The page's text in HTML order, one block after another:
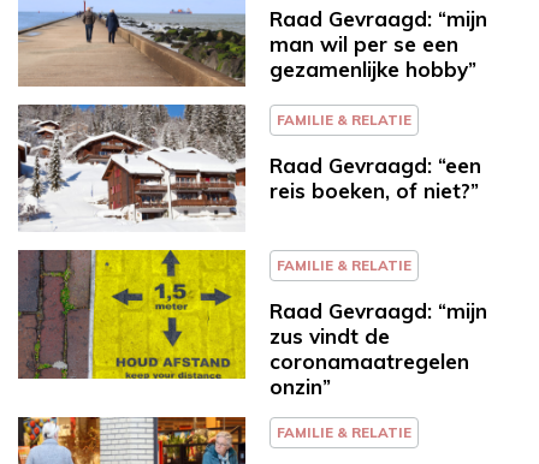
Raad Gevraagd: “mijn
man wil per se een
gezamenlijke hobby”
FAMILIE & RELATIE
Raad Gevraagd: “een
reis boeken, of niet?”
FAMILIE & RELATIE
Raad Gevraagd: “mijn
zus vindt de
coronamaatregelen
onzin”
FAMILIE & RELATIE